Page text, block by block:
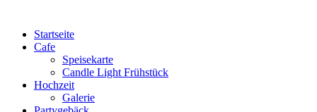
Startseite
Cafe
Speisekarte
Candle Light Frühstück
Hochzeit
Galerie